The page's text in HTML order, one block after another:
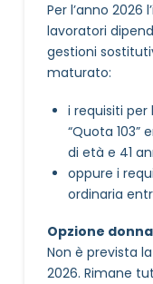
Per l’anno 2026
lavoratori
gestioni
maturato:
i requisiti
“Quota 103”
di età e 41
oppure i
ordinaria
Opzione
Non è prevista
2026. Rimane